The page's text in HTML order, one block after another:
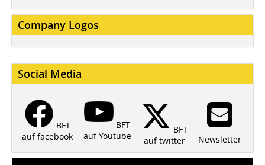
Company Logos
Social Media
BFT
auf facebook
BFT
auf Youtube
BFT
auf twitter
Newsletter